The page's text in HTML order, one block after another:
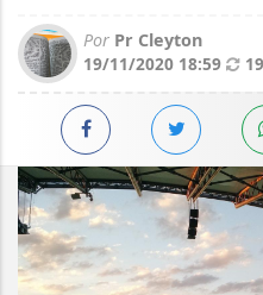
Por Pr Cleyton
19/11/2020 18:59